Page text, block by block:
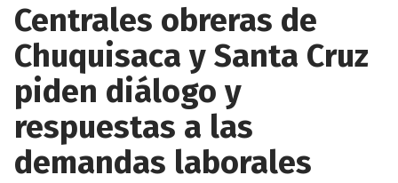
Centrales obreras de
Chuquisaca y Santa Cruz
piden diálogo y
respuestas a las
demandas laborales